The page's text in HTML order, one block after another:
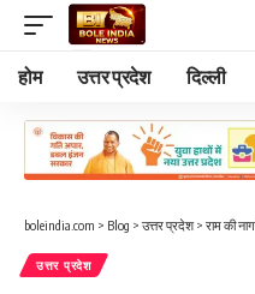
होम उत्तर प्रदेश दिल्ली
boleindia.com > Blog > उत्तर प्रदेश> राम की
उत्तर प्रदेश